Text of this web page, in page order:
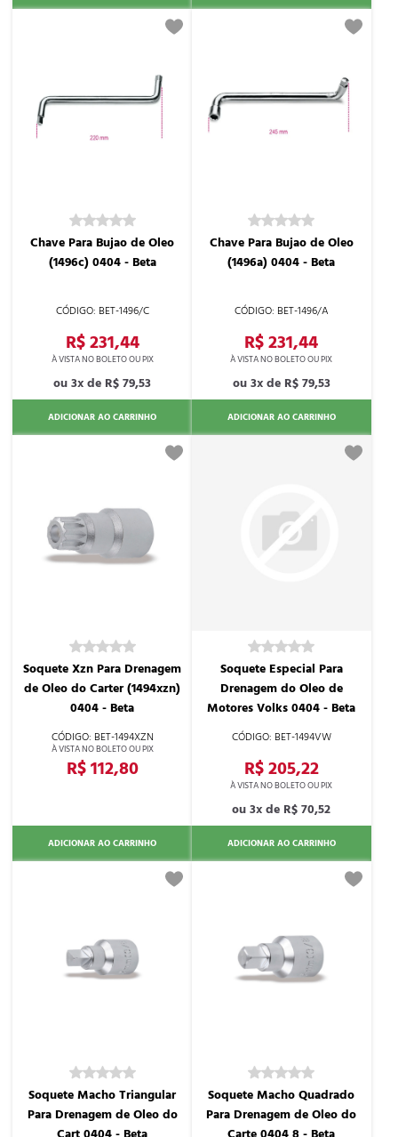
BET-1496/C
Chave Para Bujao de Oleo
(1496c) 0404 - Beta
R$ 231,44
3x de R$ 79,53
ADICIONAR AO CARRINHO
BET-1496/A
Chave Para Bujao de Oleo
(1496a) 0404 - Beta
R$ 231,44
3x de R$ 79,53
ADICIONAR AO CARRINHO
BET-1494XZN
Soquete Xzn Para Drenagem
de Oleo do Carter (1494xzn)
0404 - Beta
R$ 112,80
ADICIONAR AO CARRINHO
BET-1494VW
Soquete Especial Para
Drenagem do Oleo de
Motores Volks 0404 - Beta
R$ 205,22
3x de R$ 70,52
ADICIONAR AO CARRINHO
Soquete Macho Triangular
Para Drenagem de Oleo do
Soquete Macho Quadrado
Para Drenagem de Oleo do